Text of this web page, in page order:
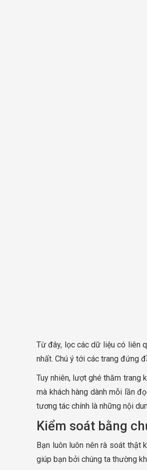
Từ đây, lọc các dữ liệu có liên
nhất. Chú ý tới các trang đứng
Tuy nhiên, lượt ghé thăm trang
mà khách hàng dành mỗi lần
tương tác chính là những nội
Kiểm soát bằng
Bạn luôn luôn nên rà soát thật
giúp bạn bởi chúng ta thường